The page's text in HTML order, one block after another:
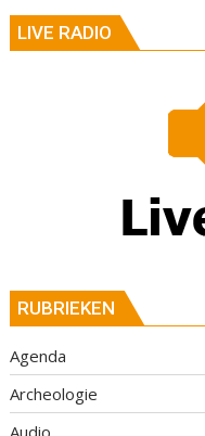
LIVE RADIO
RUBRIEKEN
Agenda
Archeologie
Audio